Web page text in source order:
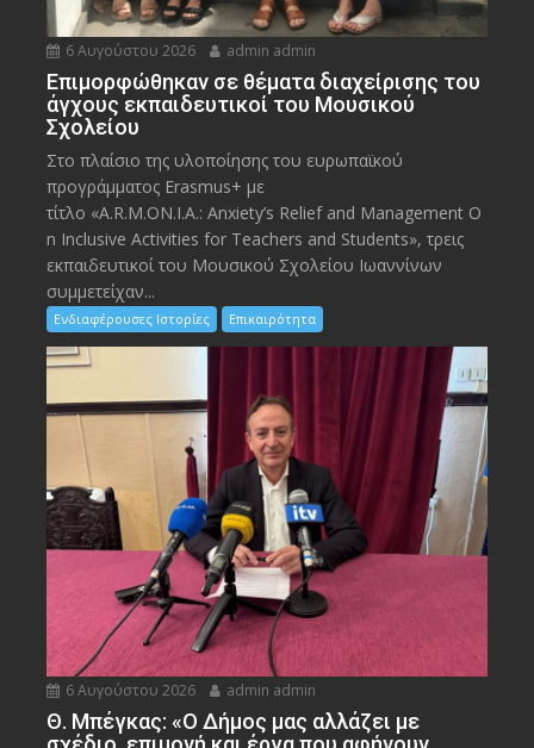
6 Αυγούστου 2026 admin admin
Eπιμορφώθηκαν σε θέματα διαχείρισης του
άγχους εκπαιδευτικοί του Μουσικού
Σχολείου
Στο πλαίσιο της υλοποίησης του ευρωπαϊκού
προγράμματος Erasmus+ με
τίτλο «A.R.M.ON.I.A.: Anxiety’s Relief and Management O
n Inclusive Activities for Teachers and Students», τρεις
εκπαιδευτικοί του Μουσικού Σχολείου Ιωαννίνων
συμμετείχαν...
Ενδιαφέρουσες Ιστορίες Επικαιρότητα
6 Αυγούστου 2026 admin admin
Θ. Μπέγκας: «Ο Δήμος μας αλλάζει με